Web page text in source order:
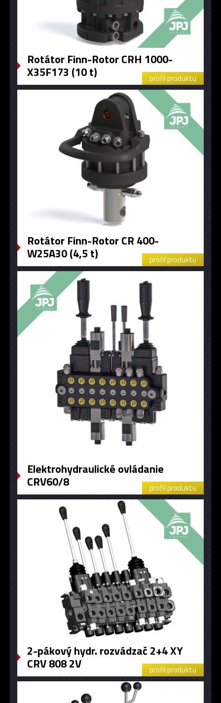
Rotátor Finn-Rotor ​CRH 1000-
X35F173 (10 t) profil produktu
Rotátor Finn-Rotor CR 400-
W25A30 (4,5 t) profil produktu
​Elektrohydraulické ovládanie
CRV60/8 profil produktu
2-pákový hydr. rozvádzač 2+4 XY
CRV 808 2V profil produktu